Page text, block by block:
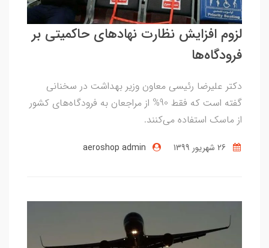
لزوم افزایش نظارت نهاد‌های حاکمیتی بر
فرودگاه‌ها
دکتر علیرضا رئیسی معاون وزیر بهداشت در سخنانی
گفته است که فقط 90% از مراجعان به فرودگاه‌های کشور
از ماسک استفاده می‌کنند.
aeroshop admin